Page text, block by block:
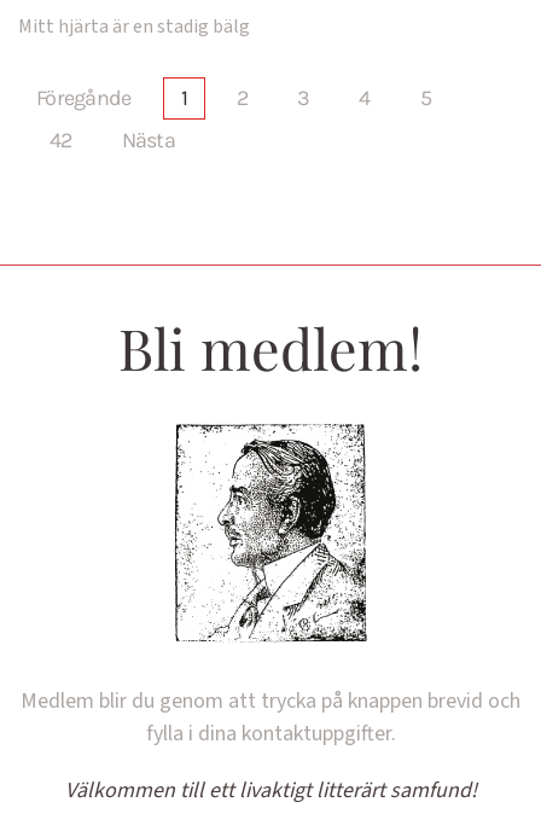
Mitt hjärta är en stadig bälg
Föregånde 1 2 3 4
5
42
Nästa
Bli medlem!
Medlem blir du genom att trycka på knappen brevid och
fylla i dina kontaktuppgifter.
Välkommen till ett livaktigt litterärt samfund!